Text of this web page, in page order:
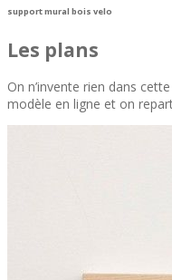
support mural bois velo
Les plans
On n’invente rien dans
modèle en ligne et on